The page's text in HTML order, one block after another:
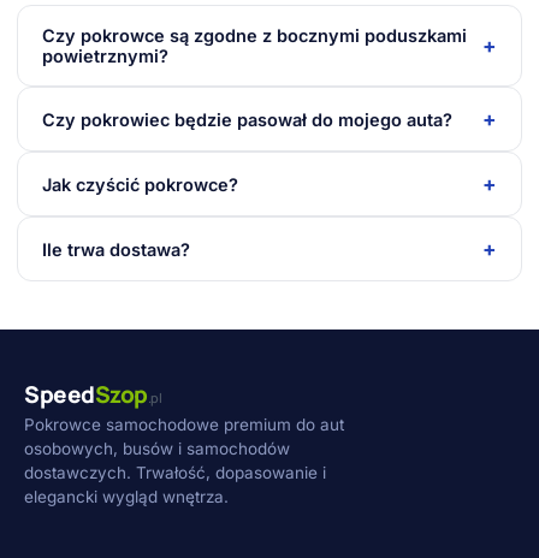
Czy pokrowce są zgodne z bocznymi poduszkami
powietrznymi?
+
Czy pokrowiec będzie pasował do mojego auta? +
Jak czyścić pokrowce? +
Ile trwa dostawa? +
SpeedSzop.pl
Pokrowce samochodowe premium do aut
osobowych, busów i samochodów
dostawczych. Trwałość, dopasowanie i
elegancki wygląd wnętrza.